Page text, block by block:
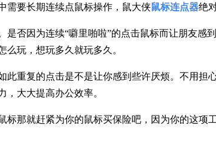
需要长期连续点鼠标操作，鼠大侠鼠标连点器绝
否因为连续“噼里啪啦”的点击鼠标而让朋友感
玩，想玩多久就玩多久。
重复的点击是不是让你感到些许厌烦。不用
大大提高办公效率。
那就赶紧为你的鼠标买保险吧，因为你的这